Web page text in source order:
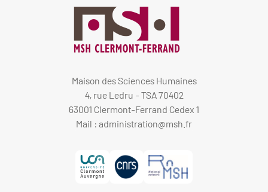
Maison des Sciences Humaines
4, rue Ledru - TSA 70402
63001 Clermont-Ferrand Cedex 1
Mail : administration@msh.fr